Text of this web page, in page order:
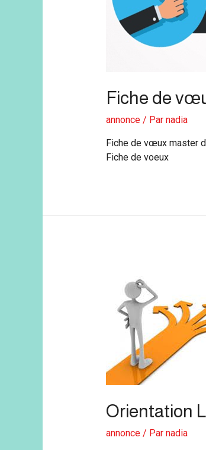
Fiche de
annonce/ Par nadia
Fiche de vœux master
Fiche de voeux
Orientation
annonce/ Par nadia